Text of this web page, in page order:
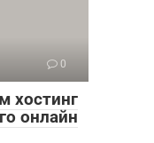
0
хостинг
онлайн